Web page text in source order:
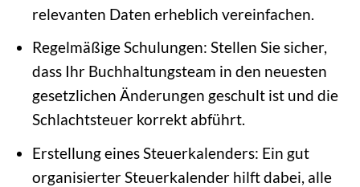
relevanten Daten erheblich vereinfachen.
Regelmäßige Schulungen: Stellen Sie sicher,
dass Ihr Buchhaltungsteam in den neuesten
gesetzlichen Änderungen geschult ist und die
Schlachtsteuer korrekt abführt.
Erstellung eines Steuerkalenders: Ein gut
organisierter Steuerkalender hilft dabei, alle